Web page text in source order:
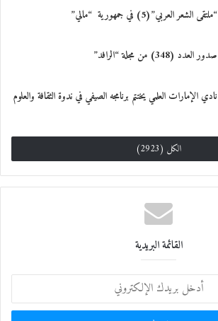
“ملتقى الشعر العربي”(5) في جمهورية “مالي”
صدور العدد (348) من مجلة “الرافد”
نادي الإمارات العلمي يختتم برنامجه الصيفي في ندوة الثقافة والعلوم
الكل (2923)
القائمة البريدية